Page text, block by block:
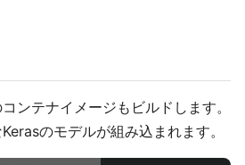
ンテナイメージもビルドします。
のモデルが組み込まれます。